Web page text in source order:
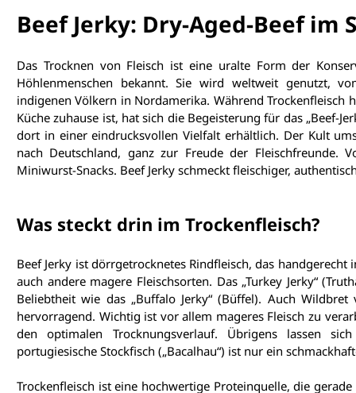
Beef Jerky: Dry-Aged-Beef im
Das Trocknen von Fleisch ist eine uralte Form der
Höhlenmenschen bekannt. Sie wird weltweit genutzt,
indigenen Völkern in Nordamerika. Während Trockenfleisch
Küche zuhause ist, hat sich die Begeisterung für das „Beef-
dort in einer eindrucksvollen Vielfalt erhältlich. Der Kult
nach Deutschland, ganz zur Freude der Fleischfreunde.
Miniwurst-Snacks. Beef Jerky schmeckt fleischiger,
Was steckt drin im Trockenfleisch?
Beef Jerky ist dörrgetrocknetes Rindfleisch, das
auch andere magere Fleischsorten. Das „Turkey Jerky“
Beliebtheit wie das „Buffalo Jerky“ (Büffel). Auch
hervorragend. Wichtig ist vor allem mageres Fleisch zu
den optimalen Trocknungsverlauf. Übrigens lassen
portugiesische Stockfisch („Bacalhau“) ist nur ein
Trockenfleisch ist eine hochwertige Proteinquelle, die